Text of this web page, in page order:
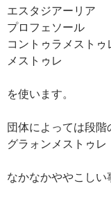
エスタジアーリア
プロフェソール
コントゥラメストゥ
メストゥレ
を使います。
団体によっては段
グラォンメストゥレ
なかなかややこしい